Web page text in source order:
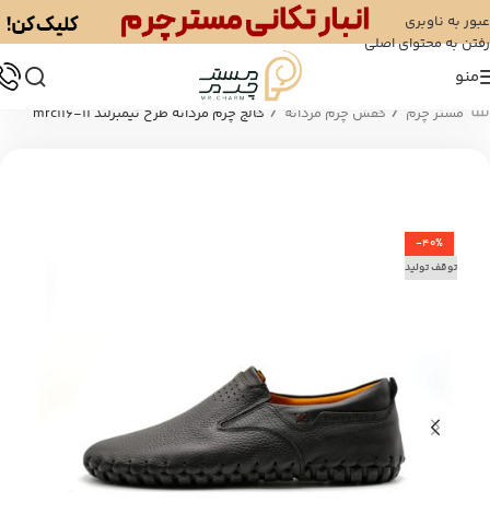
عبور به ناوبری
رفتن به محتوای اصلی
منو
مستر چرم / کفش چرم مردانه / کالج چرم مردانه طرح تیمبرلند mrc116-11
-40%
توقف تولید